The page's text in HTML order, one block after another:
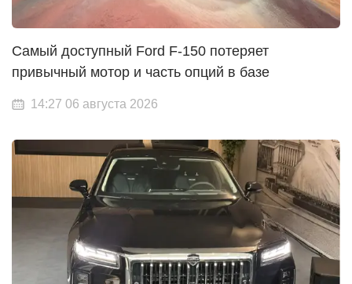
Самый доступный Ford F-150 потеряет
привычный мотор и часть опций в базе
14:27 06 августа 2026